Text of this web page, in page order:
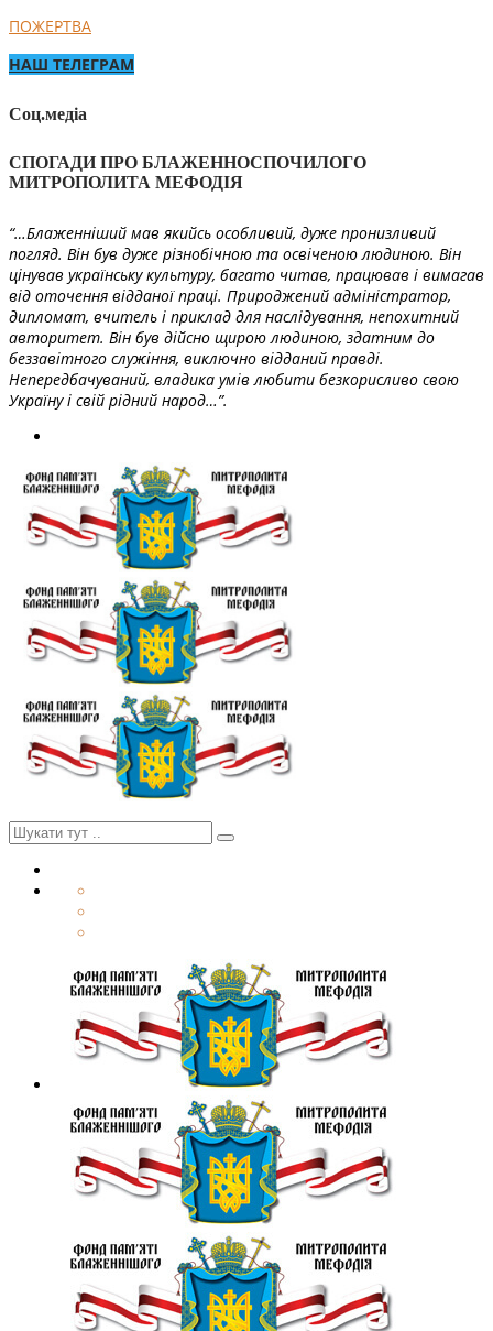
ПОЖЕРТВА
НАШ ТЕЛЕГРАМ
Соц.медіа
СПОГАДИ ПРО БЛАЖЕННОСПОЧИЛОГО
МИТРОПОЛИТА МЕФОДІЯ
“…Блаженніший мав якийсь особливий, дуже пронизливий
погляд. Він був дуже різнобічною та освіченою людиною. Він
цінував українську культуру, багато читав, працював і вимагав
від оточення відданої праці. Природжений адміністратор,
дипломат, вчитель і приклад для наслідування, непохитний
авторитет. Він був дійсно щирою людиною, здатним до
беззавітного служіння, виключно відданий правді.
Непередбачуваний, владика умів любити безкорисливо свою
Україну і свій рідний народ…”.